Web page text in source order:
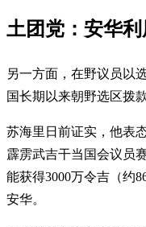
土团党：安华
另一方面，在野议员以
国长期以来朝野选区拨
苏海里日前证实 ，他表
霹雳武吉干当国会议员
能获得3000万令吉（约
安华。